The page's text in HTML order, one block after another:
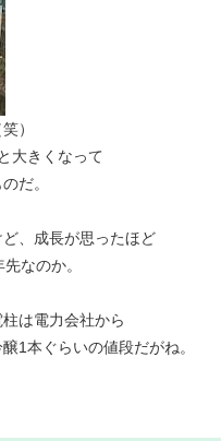
）
大きくなって
だ。
、成長が思ったほど
なのか。
は電力会社から
1本ぐらいの値段だがね。